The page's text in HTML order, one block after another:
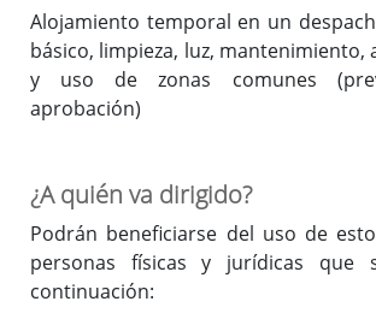
Alojamiento temporal en un
básico, limpieza, luz, mantenimiento,
y uso de zonas comunes
aprobación)
¿A quién va dirigido?
Podrán beneficiarse del uso de
personas físicas y jurídicas que
continuación: